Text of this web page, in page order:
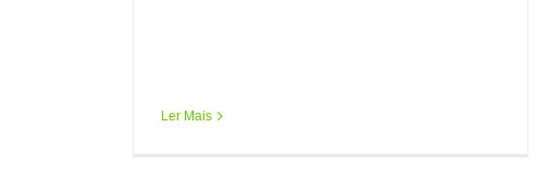
Ler Mais